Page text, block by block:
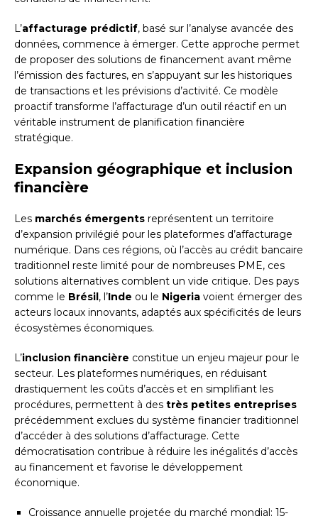
L’affacturage prédictif, basé sur l’analyse avancée des
données, commence à émerger. Cette approche permet
de proposer des solutions de financement avant même
l’émission des factures, en s’appuyant sur les historiques
de transactions et les prévisions d’activité. Ce modèle
proactif transforme l’affacturage d’un outil réactif en un
véritable instrument de planification financière
stratégique.
Expansion géographique et inclusion
financière
Les marchés émergents représentent un territoire
d’expansion privilégié pour les plateformes d’affacturage
numérique. Dans ces régions, où l’accès au crédit bancaire
traditionnel reste limité pour de nombreuses PME, ces
solutions alternatives comblent un vide critique. Des pays
comme le Brésil, l’Inde ou le Nigeria voient émerger des
acteurs locaux innovants, adaptés aux spécificités de leurs
écosystèmes économiques.
L’inclusion financière constitue un enjeu majeur pour le
secteur. Les plateformes numériques, en réduisant
drastiquement les coûts d’accès et en simplifiant les
procédures, permettent à des très petites entreprises
précédemment exclues du système financier traditionnel
d’accéder à des solutions d’affacturage. Cette
démocratisation contribue à réduire les inégalités d’accès
au financement et favorise le développement
économique.
Croissance annuelle projetée du marché mondial: 15-